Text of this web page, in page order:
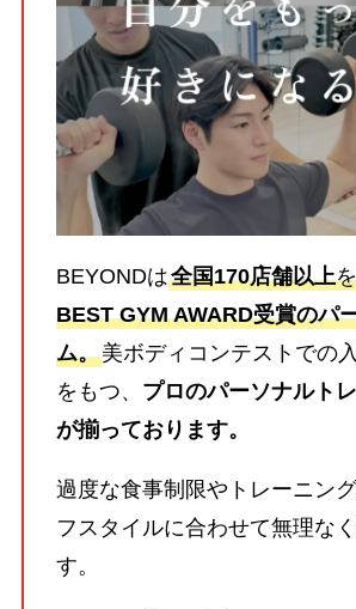
BEYONDは全国170店舗以上
BEST GYM AWARD受賞のパ
ム。美ボディコンテストでの
をもつ、 プロのパーソナルト
が揃っております。
過度な食事制限やトレーニン
フスタイルに合わせて無理な
す。